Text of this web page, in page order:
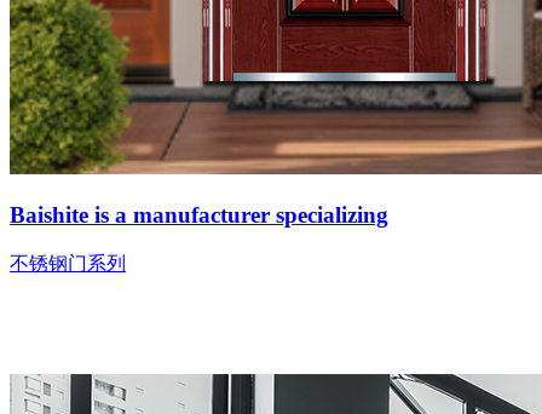
Baishite is a manufacturer specializing
不锈钢门系列